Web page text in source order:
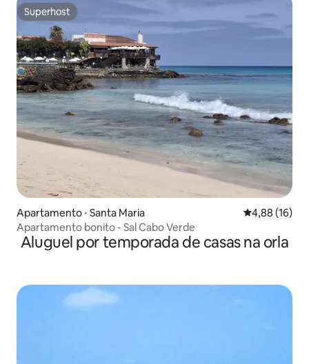
Superhost
Superhost
Apartamento ⋅ Santa Maria 4,88 de uma
4,88 (16)
Apartamento bonito - Sal Cabo Verde
Aluguel por temporada de casas na orla